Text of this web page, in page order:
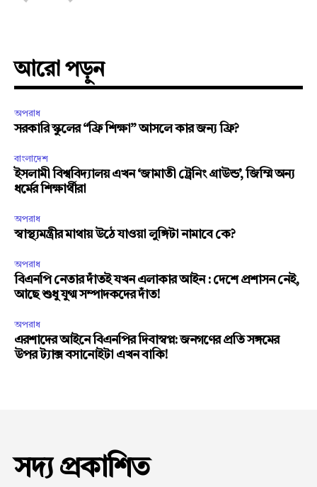
আরো পড়ুন
অপরাধ
সরকারি স্কুলের “ফ্রি শিক্ষা” আসলে কার জন্য ফ্রি?
বাংলাদেশ
ইসলামী বিশ্ববিদ্যালয় এখন ‘জামাতী ট্রেনিং গ্রাউন্ড’, জিম্মি অন্য
ধর্মের শিক্ষার্থীরা
অপরাধ
স্বাস্থ্যমন্ত্রীর মাথায় উঠে যাওয়া লুঙ্গিটা নামাবে কে?
অপরাধ
বিএনপি নেতার দাঁতই যখন এলাকার আইন : দেশে প্রশাসন নেই,
আছে শুধু যুগ্ম সম্পাদকদের দাঁত!
অপরাধ
এরশাদের আইনে বিএনপির দিবাস্বপ্ন: জনগণের প্রতি সঙ্গমের
উপর ট্যাক্স বসানোইটা এখন বাকি!
সদ্য প্রকাশিত